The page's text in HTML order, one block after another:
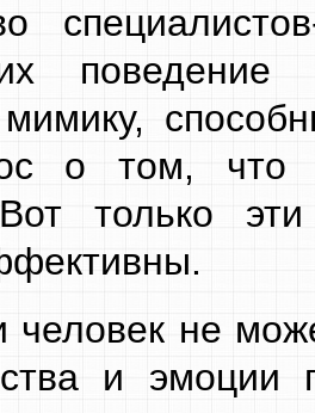
о том, что
только
человек не
и эмоции